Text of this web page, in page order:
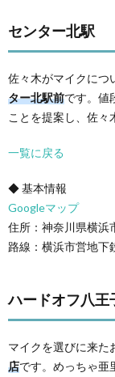
センター北駅
佐々木がマイクにつ
ター北駅前です。値
ことを提案し、佐々
一覧に戻る
◆ 基本情報
Googleマップ
住所：神奈川県横浜
路線：横浜市営地下
ハードオフ八王
マイクを選びに来た
店です。めっちゃ亜